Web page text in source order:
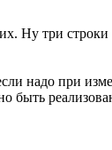
Ну три
надо при
быть